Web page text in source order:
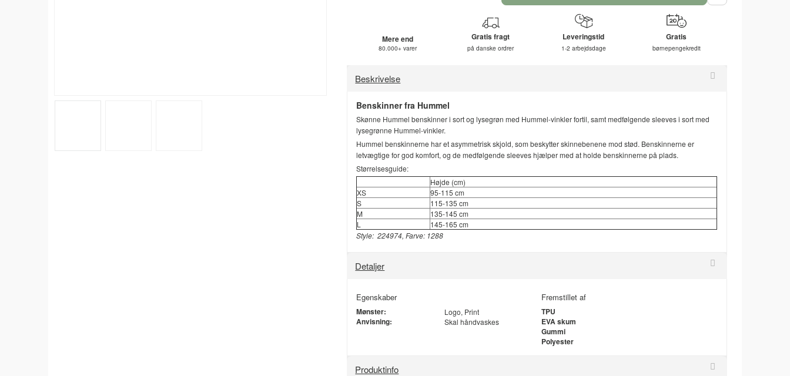
Mere end
80.000+ varer
Gratis fragt
på danske ordrer
Leveringstid
1-2 arbejdsdage
Gratis
børnepengekredit
Beskrivelse
Benskinner fra Hummel
Skønne Hummel benskinner i sort og lysegrøn med Hummel-vinkler fortil, samt medfølgende sleeves i sort med
lysegrønne Hummel-vinkler.
Hummel benskinnerne har et asymmetrisk skjold, som beskytter skinnebenene mod stød. Benskinnerne er
letvægtige for god komfort, og de medfølgende sleeves hjælper med at holde benskinnerne på plads.
Størrelsesguide:
Højde (cm)
XS
95-115 cm
S
115-135 cm
M
135-145 cm
L
145-165 cm
Style: 224974, Farve: 1288
Detaljer
Egenskaber
Mønster: Logo, Print
Anvisning: Skal håndvaskes
Fremstillet af
TPU
EVA skum
Gummi
Polyester
Produktinfo